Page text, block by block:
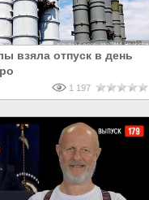
взяла отпуск в день
1 197